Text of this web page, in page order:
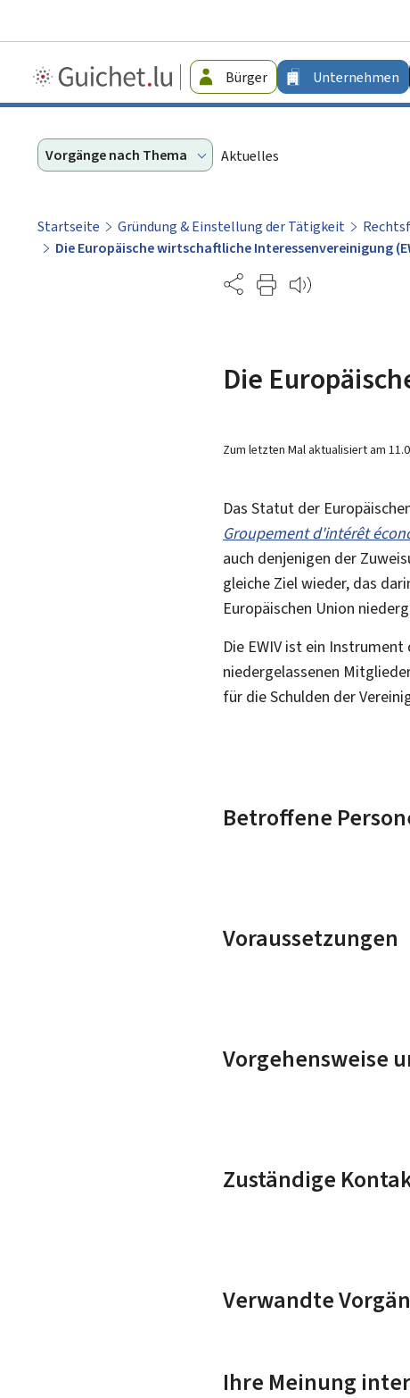
Guichet.lu
-
Bürger Unternehmen
Vorgänge nach Thema Aktuelles
Startseite Gründung & Einstellung der Tätigkeit
Die Europäische wirtschaftliche Interessenvereinigung
Partage
Die
Zum letzten Mal aktualisiert am
Das Statut der
Groupement d'intérêt
auch denjenigen der
gleiche Ziel wieder, das
Europäischen Union
Die EWIV ist ein
niedergelassenen
für die Schulden der
Betroffene
Voraussetzungen
Vorgehensweise
Zuständige
Verwandte
Ihre Meinung